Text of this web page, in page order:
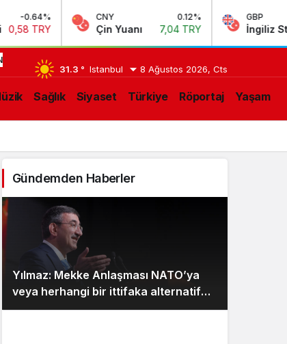
CNY
Çin Yuanı 7,04 TRY
GBP
İngiliz Sterlini 63,97
13:51 Yılmaz:
herhangi
bir
ittifaka
alternatif
31.3 ° Istanbul 8 Ağustos 2026, Cts
Sağlık Siyaset Türkiye Röportaj Yaşam
Gündemden Haberler
Yılmaz: Mekke Anlaşması NATO’ya
veya herhangi bir ittifaka alternatif
bir yapı değil